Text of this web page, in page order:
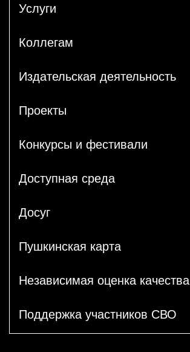
Услуги
Коллегам
Издательская деятельность
Проекты
Конкурсы и фестивали
Доступная среда
Досуг
Пушкинская карта
Независимая оценка качества
Поддержка участников СВО